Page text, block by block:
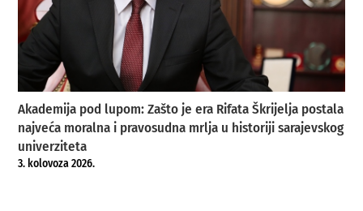
Akademija pod lupom: Zašto je era Rifata Škrijelja postala
najveća moralna i pravosudna mrlja u historiji sarajevskog
univerziteta
3. kolovoza 2026.